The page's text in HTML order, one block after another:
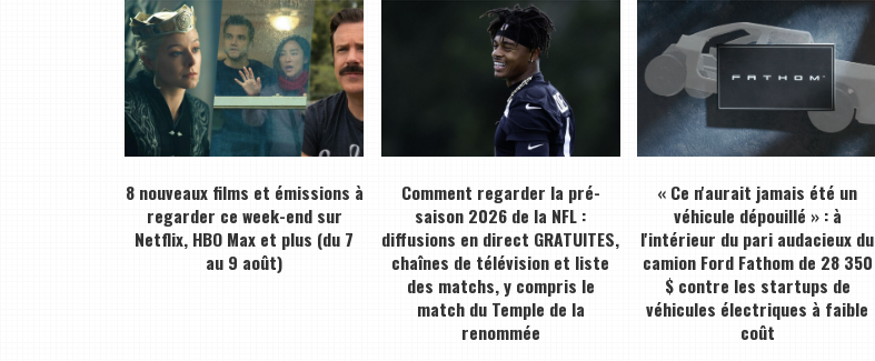
8 nouveaux films et émissions à
regarder ce week-end sur
Netflix, HBO Max et plus (du 7
au 9 août)
Comment regarder la pré-
saison 2026 de la NFL :
diffusions en direct GRATUITES,
chaînes de télévision et liste
des matchs, y compris le
match du Temple de la
renommée
« Ce n'aurait jamais été un
véhicule dépouillé » : à
l'intérieur du pari audacieux du
camion Ford Fathom de 28 350
$ contre les startups de
véhicules électriques à faible
coût